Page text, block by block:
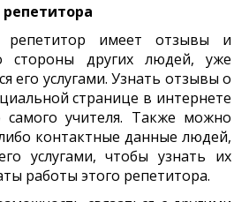
имеет отзывы и
стороны других людей, уже
его услугами. Узнать отзывы о
странице в интернете
учителя. Также можно
контактные данные людей,
услугами, чтобы узнать их
работы этого репетитора.